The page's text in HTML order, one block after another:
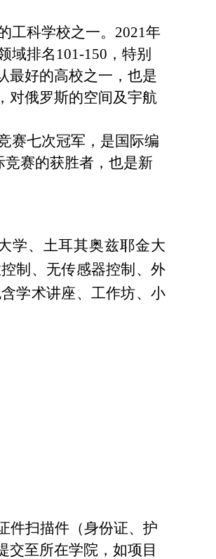
工科学校之一。 2021年
域排名 101-150 ，特别
最好的高校之一，也是
对俄罗斯的空间及宇航
赛七次冠军，是国际编
竞赛的获胜者，也是新
学、土耳其奥兹耶金大
制、无传感器控制、外
学术讲座、工作坊、小
件扫描件（身份证、护
交至所在学院，如项目